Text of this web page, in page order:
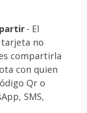
- El
no
compartirla
con quien
Qr o
SMS,